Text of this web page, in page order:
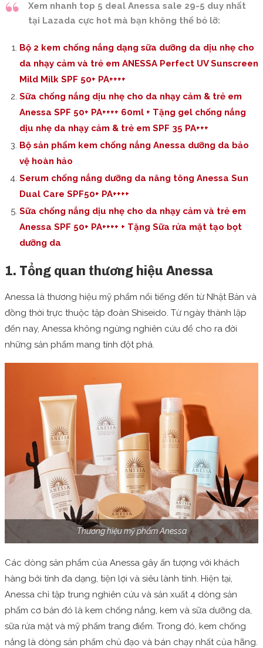
Xem nhanh top 5 deal Anessa sale 29-5 duy nhất
tại Lazada cực hot mà bạn không thể bỏ lỡ:
Bộ 2 kem chống nắng dạng sữa dưỡng da dịu nhẹ cho
da nhạy cảm và trẻ em ANESSA Perfect UV Sunscreen
Mild Milk SPF 50+ PA++++
Sữa chống nắng dịu nhẹ cho da nhạy cảm & trẻ em
Anessa SPF 50+ PA++++ 60ml + Tặng gel chống nắng
dịu nhẹ da nhạy cảm & trẻ em SPF 35 PA+++
Bộ sản phẩm kem chống nắng Anessa dưỡng da bảo
vệ hoàn hảo
Serum chống nắng dưỡng da nâng tông Anessa Sun
Dual Care SPF50+ PA++++
Sữa chống nắng dịu nhẹ cho da nhạy cảm và trẻ em
Anessa SPF 50+ PA++++ + Tặng Sữa rửa mặt tạo bọt
dưỡng da
1. Tổng quan thương hiệu Anessa
Anessa là thương hiệu mỹ phẩm nổi tiếng đến từ Nhật Bản và
đồng thời trực thuộc tập đoàn Shiseido. Từ ngày thành lập
đến nay, Anessa không ngừng nghiên cứu để cho ra đời
những sản phẩm mang tính đột phá.
Thương hiệu mỹ phẩm Anessa
Các dòng sản phẩm của Anessa gây ấn tượng với khách
hàng bởi tính đa dạng, tiện lợi và siêu lành tính. Hiện tại,
Anessa chỉ tập trung nghiên cứu và sản xuất 4 dòng sản
phẩm cơ bản đó là kem chống nắng, kem và sữa dưỡng da,
sữa rửa mặt và mỹ phẩm trang điểm. Trong đó, kem chống
nắng là dòng sản phẩm chủ đạo và bán chạy nhất của hãng.